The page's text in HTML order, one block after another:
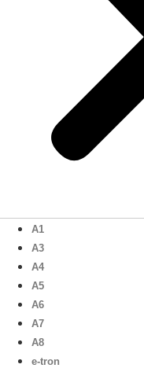
A1
A3
A4
A5
A6
A7
A8
e-tron